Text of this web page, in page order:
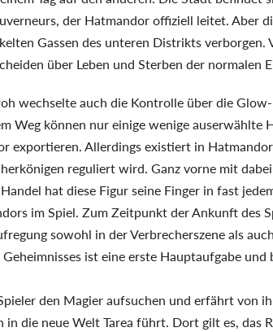
der Hatmandor offiziell leitet. Aber
Gassen des unteren Distrikts verborgen.
über Leben und Sterben der normalen
wechselte auch die Kontrolle über die
Weg können nur einige wenige auserwählte
exportieren. Allerdings existiert in
reguliert wird. Ganz vorne mit
hat diese Figur seine Finger in fast
im Spiel. Zum Zeitpunkt der Ankunft des
sowohl in der Verbrecherszene als
ist eine erste Hauptaufgabe und
den Magier aufsuchen und erfährt von
die neue Welt Tarea führt. Dort gilt es, das